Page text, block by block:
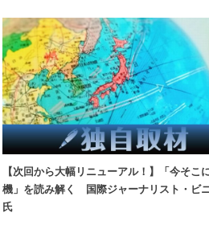
【次回から大幅リニューアル！】「今そこ
機」を読み解く 国際ジャーナリスト・ビ
氏